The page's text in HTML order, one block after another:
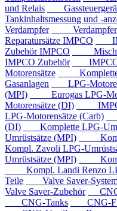
und Relais
Tankinhaltsmessung und -
Verdampfer
Verdampfer-
Reparatursätze IMPCO
Zubehör IMPCO
Mischer-
IMPCO Zubehör
IMPCO
Motorensätze
Komplette
Gasanlagen
LPG-
(MPI)
Eurogas LPG-
Motorensätze (DI)
LPG-Motorensätze (Carb)
(DI)
Komplette LPG-
Umrüstsätze (MPI)
Kompl. Zavoli LPG-
Umrüstsätze (MPI)
Kompl.
Kompl. Landi Renzo
Teile
Valve Saver-
Valve Saver-Zubehör
CNG
CNG-Tanks
CNG-